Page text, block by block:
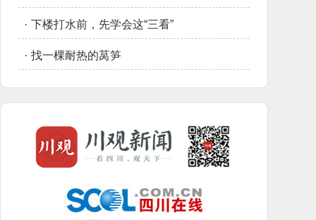
· 下楼打水前，先学会这“三看”
· 找一棵耐热的莴笋